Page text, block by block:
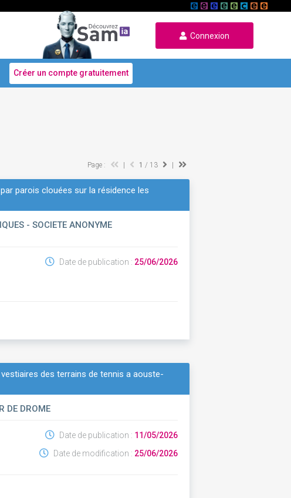
Connexion
Créer un compte gratuitement
Page : 1 / 13
parois clouées sur la résidence les
- SOCIETE ANONYME
Date de publication : 25/06/2026
des terrains de tennis a aouste-
DE DROME
Date de publication : 11/05/2026
Date de modification : 25/06/2026